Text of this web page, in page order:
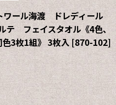
ワール海渡 ドレディール
フェイスタオル《4色、
3枚1組》 3枚入 [870-102]